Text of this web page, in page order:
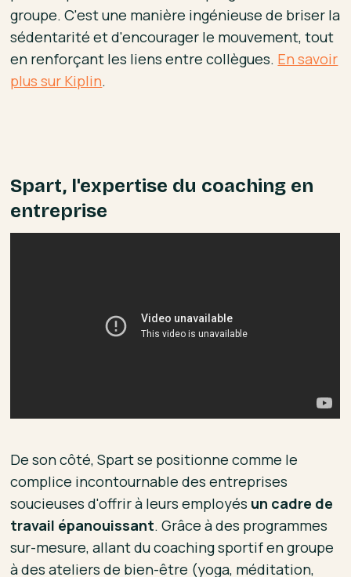
groupe. C'est une manière ingénieuse de briser la
sédentarité et d'encourager le mouvement, tout
en renforçant les liens entre collègues. En savoir
plus sur Kiplin.
Spart, l'expertise du coaching en
entreprise
De son côté, Spart se positionne comme le
complice incontournable des entreprises
soucieuses d'offrir à leurs employés un cadre de
travail épanouissant. Grâce à des programmes
sur-mesure, allant du coaching sportif en groupe
à des ateliers de bien-être (yoga, méditation,